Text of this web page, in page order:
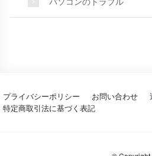
プライバシーポリシー お問い合わせ
特定商取引法に基づく表記